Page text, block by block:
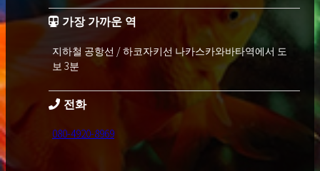
VIP 코스
연회비 20,000 엔 *
설정료 70,000 엔 ~ 130,000 엔
일반 ~ VIP 코스를 준비하고 있습니다.
예능 제작에 소속하는 여성, 이벤트 컴패
니언, AV여배우, 탤런트, 모델, 레이스 퀸,
가장 가까운 역
지하철 공항선 / 하코자키선 나카스카와바타역에서 도
보 3분
전화
080-4920-8969